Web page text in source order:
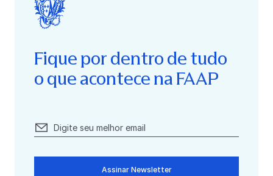
Fique por dentro de tudo
o que acontece na FAAP
Assinar Newsletter